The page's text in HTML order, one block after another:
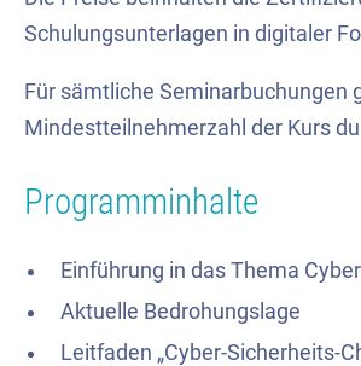
Schulungsunterlagen in digitaler
Für sämtliche Seminarbuchungen
Mindestteilnehmerzahl der Kurs
Programminhalte
Einführung in das Thema
Aktuelle Bedrohungslage
Leitfaden „Cyber-Sicherheits-